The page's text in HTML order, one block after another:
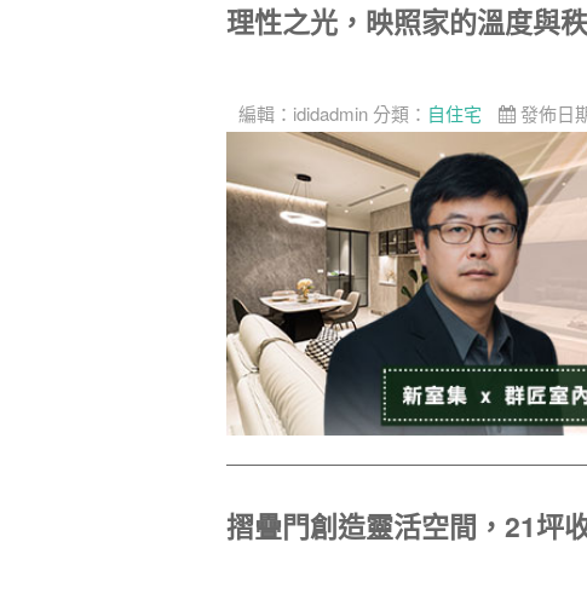
理性之光，映照家的溫度與
編輯： ididadmin 分類： 自住宅 發佈日
摺疊門創造靈活空間，21坪